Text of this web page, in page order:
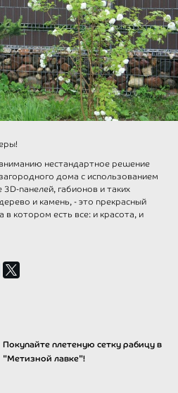
нестандартное решение
дома с использованием
панелей, габионов и таких
и камень, - это прекрасный
котором есть все: и красота, и
Покупайте плетеную сетку рабицу в
"Метизной лавке"!